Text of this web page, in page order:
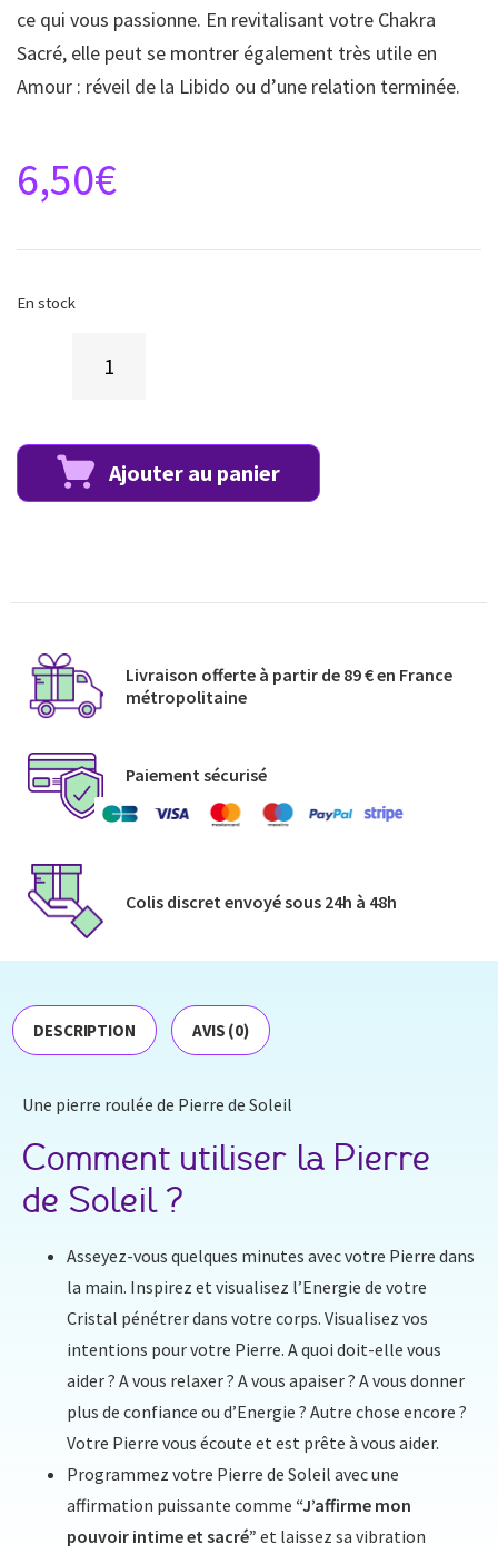
ce qui vous passionne. En revitalisant votre Chakra
Sacré, elle peut se montrer également très utile en
Amour : réveil de la Libido ou d’une relation terminée.
6,50€
En stock
Ajouter au panier
Livraison offerte à partir de 89 € en France
métropolitaine​
Paiement sécurisé
Colis discret envoyé​ sous 24h à 48h​
DESCRIPTION AVIS (0)
Une pierre roulée de Pierre de Soleil
Comment utiliser la Pierre
de Soleil ?
Asseyez-vous quelques minutes avec votre Pierre dans
la main. Inspirez et visualisez l’Energie de votre
Cristal pénétrer dans votre corps. Visualisez vos
intentions pour votre Pierre. A quoi doit-elle vous
aider ? A vous relaxer ? A vous apaiser ? A vous donner
plus de confiance ou d’Energie ? Autre chose encore ?
Votre Pierre vous écoute et est prête à vous aider.
Programmez votre Pierre de Soleil avec une
affirmation puissante comme “J’affirme mon
pouvoir intime et sacré” et laissez sa vibration